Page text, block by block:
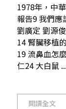
1978年，中
報告9 我們
劉廣定 劉源
14 腎臟移植
19 流鼻血怎
仁24 大白鼠 ...
閱讀全文